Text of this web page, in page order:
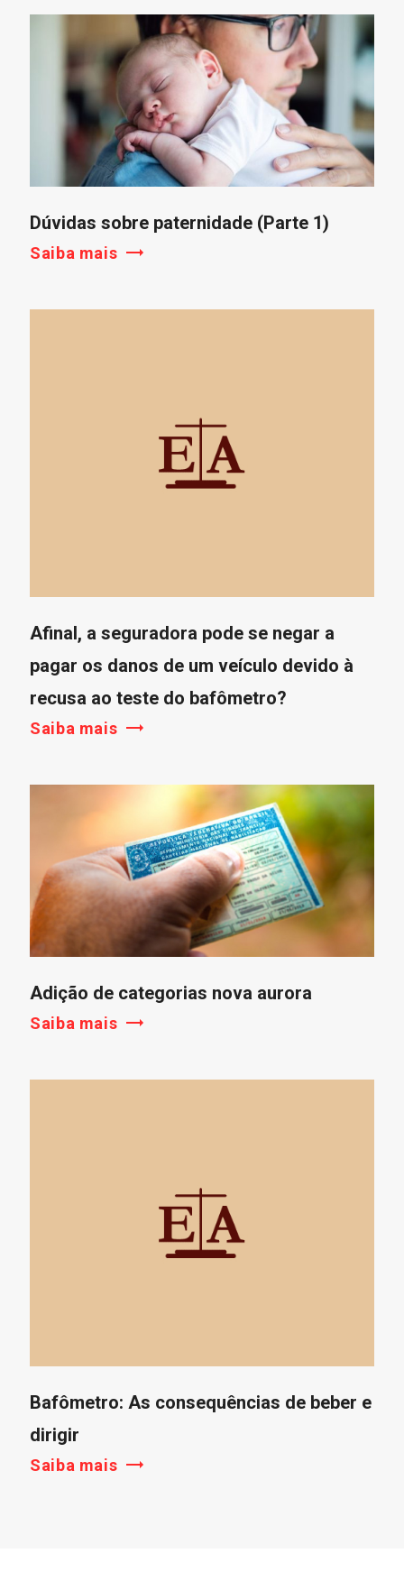
Dúvidas sobre paternidade (Parte 1)
Saiba mais
Afinal, a seguradora pode se negar a
pagar os danos de um veículo devido à
recusa ao teste do bafômetro?
Saiba mais
Adição de categorias nova aurora
Saiba mais
Bafômetro: As consequências de beber e
dirigir
Saiba mais